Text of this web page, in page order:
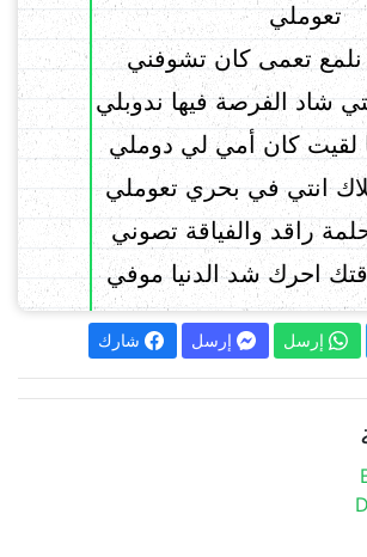
تعوملي
نلمع تعمى كان تشوفني
شاد الفرصة فيها ندوبلي
لقيت كان أمي لي دوملي
انتي في بحري تعوملي
راقد والفياقة تصوني
احرك شد الدنيا موفي